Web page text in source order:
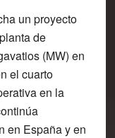
un proyecto
de
(MW) en
el cuarto
en la
en España y en